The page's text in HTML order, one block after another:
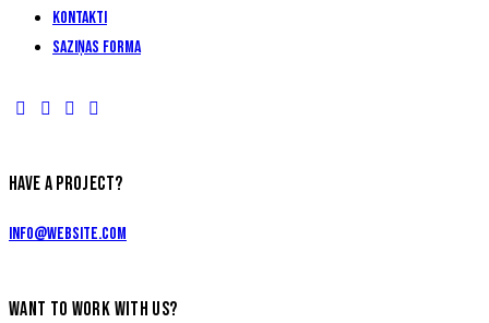
Kontakti
Saziņas forma
HAVE A PROJECT?
info@website.com
WANT TO WORK WITH US?